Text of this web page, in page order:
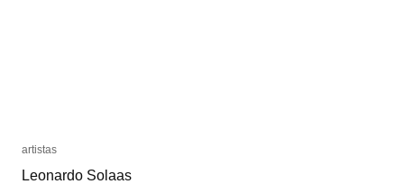
artistas
Leonardo Solaas
artistas
Leonardo Solaas